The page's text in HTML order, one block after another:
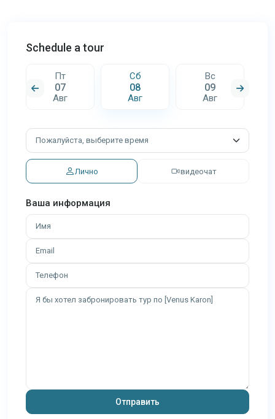
Schedule a tour
Пт
07
Авг
Сб
08
Авг
Вс
09
Авг
Лично видеочат
Ваша информация